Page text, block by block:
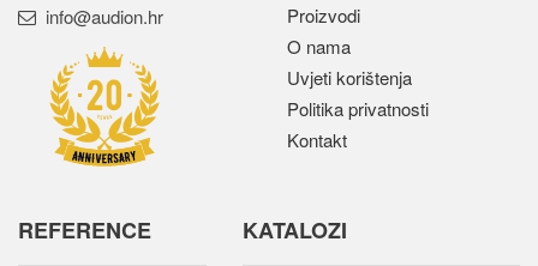
rh.noidua@ofni
Proizvodi
O nama
Uvjeti korištenja
Politika privatnosti
Kontakt
REFERENCE KATALOZI